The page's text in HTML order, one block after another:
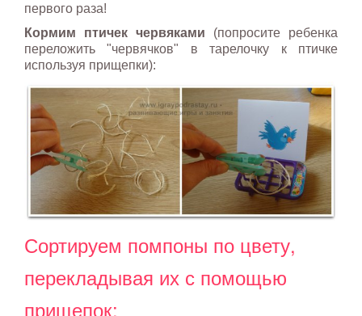
первого раза!
Кормим птичек червяками (попросите ребенка
переложить "червячков" в тарелочку к птичке
используя прищепки):
Сортируем помпоны по цвету,
перекладывая их с помощью
прищепок: